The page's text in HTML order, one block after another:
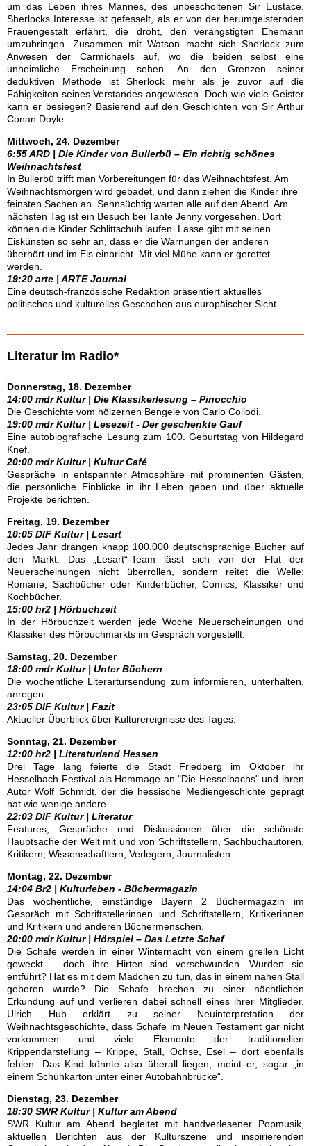
um das Leben ihres Mannes, des unbescholtenen Sir Eustace.
Sherlocks Interesse ist gefesselt, als er von der herumgeisternden
Frauengestalt erfährt, die droht, den verängstigten Ehemann
umzubringen. Zusammen mit Watson macht sich Sherlock zum
Anwesen der Carmichaels auf, wo die beiden selbst eine
unheimliche Erscheinung sehen. An den Grenzen seiner
deduktiven Methode ist Sherlock mehr als je zuvor auf die
Fähigkeiten seines Verstandes angewiesen. Doch wie viele Geister
kann er besiegen? Basierend auf den Geschichten von Sir Arthur
Conan Doyle.
Mittwoch, 24. Dezember
6:55 ARD | Die Kinder von Bullerbü – Ein richtig schönes
Weihnachtsfest
In Bullerbü trifft man Vorbereitungen für das Weihnachtsfest. Am
Weihnachtsmorgen wird gebadet, und dann ziehen die Kinder ihre
feinsten Sachen an. Sehnsüchtig warten alle auf den Abend. Am
nächsten Tag ist ein Besuch bei Tante Jenny vorgesehen. Dort
können die Kinder Schlittschuh laufen. Lasse gibt mit seinen
Eiskünsten so sehr an, dass er die Warnungen der anderen
überhört und im Eis einbricht. Mit viel Mühe kann er gerettet
werden.
19:20 arte | ARTE Journal
Eine deutsch-französische Redaktion präsentiert aktuelles
politisches und kulturelles Geschehen aus europäischer Sicht.
Literatur im Radio*
Donnerstag, 18. Dezember
14:00 mdr Kultur | Die Klassikerlesung – Pinocchio
Die Geschichte vom hölzernen Bengele von Carlo Collodi.
19:00 mdr Kultur | Lesezeit - Der geschenkte Gaul
Eine autobiografische Lesung zum 100. Geburtstag von Hildegard
Knef.
20:00 mdr Kultur | Kultur Café
Gespräche in entspannter Atmosphäre mit prominenten Gästen,
die persönliche Einblicke in ihr Leben geben und über aktuelle
Projekte berichten.
Freitag, 19. Dezember
10:05 DlF Kultur | Lesart
Jedes Jahr drängen knapp 100.000 deutschsprachige Bücher auf
den Markt. Das „Lesart“-Team lässt sich von der Flut der
Neuerscheinungen nicht überrollen, sondern reitet die Welle:
Romane, Sachbücher oder Kinderbücher, Comics, Klassiker und
Kochbücher.
15:00 hr2 | Hörbuchzeit
In der Hörbuchzeit werden jede Woche Neuerscheinungen und
Klassiker des Hörbuchmarkts im Gespräch vorgestellt.
Samstag, 20. Dezember
18:00 mdr Kultur | Unter Büchern
Die wöchentliche Literartursendung zum informieren, unterhalten,
anregen.
23:05 DlF Kultur | Fazit
Aktueller Überblick über Kulturereignisse des Tages.
Sonntag, 21. Dezember
12:00 hr2 | Literaturland Hessen
Drei Tage lang feierte die Stadt Friedberg im Oktober ihr
Hesselbach-Festival als Hommage an "Die Hesselbachs" und ihren
Autor Wolf Schmidt, der die hessische Mediengeschichte geprägt
hat wie wenige andere.
22:03 DlF Kultur | Literatur
Features, Gespräche und Diskussionen über die schönste
Hauptsache der Welt mit und von Schriftstellern, Sachbuchautoren,
Kritikern, Wissenschaftlern, Verlegern, Journalisten.
Montag, 22. Dezember
14:04 Br2 | Kulturleben - Büchermagazin
Das wöchentliche, einstündige Bayern 2 Büchermagazin im
Gespräch mit Schriftstellerinnen und Schriftstellern, Kritikerinnen
und Kritikern und anderen Büchermenschen.
20:00 mdr Kultur | Hörspiel – Das Letzte Schaf
Die Schafe werden in einer Winternacht von einem grellen Licht
geweckt – doch ihre Hirten sind verschwunden. Wurden sie
entführt? Hat es mit dem Mädchen zu tun, das in einem nahen Stall
geboren wurde? Die Schafe brechen zu einer nächtlichen
Erkundung auf und verlieren dabei schnell eines ihrer Mitglieder.
Ulrich Hub erklärt zu seiner Neuinterpretation der
Weihnachtsgeschichte, dass Schafe im Neuen Testament gar nicht
vorkommen und viele Elemente der traditionellen
Krippendarstellung – Krippe, Stall, Ochse, Esel – dort ebenfalls
fehlen. Das Kind könnte also überall liegen, meint er, sogar „in
einem Schuhkarton unter einer Autobahnbrücke“.
Dienstag, 23. Dezember
18:30 SWR Kultur | Kultur am Abend
SWR Kultur am Abend begleitet mit handverlesener Popmusik,
aktuellen Berichten aus der Kulturszene und inspirierenden